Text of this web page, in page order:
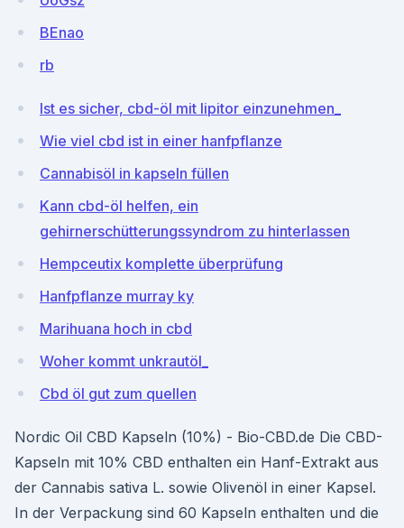
BEnao
rb
Ist es sicher, cbd-öl mit lipitor einzunehmen_
Wie viel cbd ist in einer hanfpflanze
Cannabisöl in kapseln füllen
Kann cbd-öl helfen, ein
gehirnerschütterungssyndrom zu hinterlassen
Hempceutix komplette überprüfung
Hanfpflanze murray ky
Marihuana hoch in cbd
Woher kommt unkrautöl_
Cbd öl gut zum quellen
Nordic Oil CBD Kapseln (10%) - Bio-CBD.de Die CBD-
Kapseln mit 10% CBD enthalten ein Hanf-Extrakt aus
der Cannabis sativa L. sowie Olivenöl in einer Kapsel.
In der Verpackung sind 60 Kapseln enthalten und die